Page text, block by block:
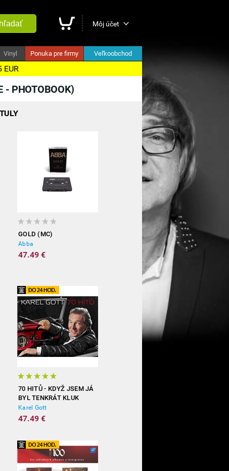
Môj účet
Vinyl Ponuka pre firmy Veľkoobchod
EUR
- PHOTOBOOK)
GOLD (MC)
Abba
47.49 €
70 HITŮ - KDYŽ JSEM JÁ
BYL TENKRÁT KLUK
(3CD)
Karel Gott
47.49 €